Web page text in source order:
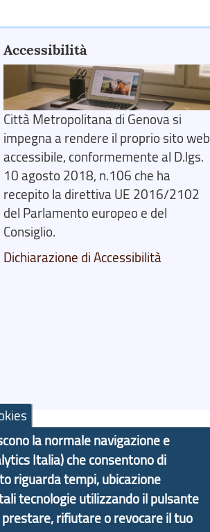
Accessibilità
Città Metropolitana di Genova si
impegna a rendere il proprio sito web
accessibile, conformemente al D.lgs.
10 agosto 2018, n.106 che ha
recepito la direttiva UE 2016/2102
del Parlamento europeo e del
Consiglio.
Dichiarazione di Accessibilità
Area Riservata
la normale navigazione e
Italia) che consentono di
riguarda tempi, ubicazione
tecnologie utilizzando il pulsante
rifiutare o revocare il tuo